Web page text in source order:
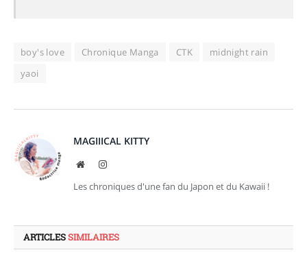
boy's love Chronique Manga CTK
midnight rain
yaoi
MAGIIICAL KITTY
Site
Instagram
Les chroniques d'une fan du Japon et du Kawaii !
ARTICLESSIMILAIRES